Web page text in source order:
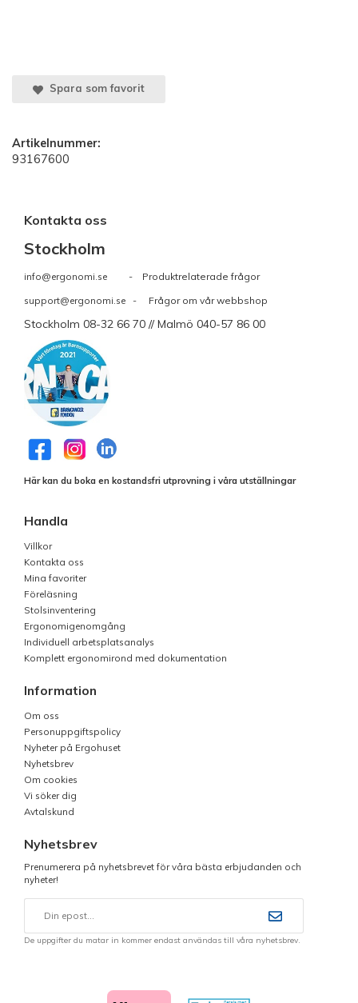
Spara som favorit
Artikelnummer:
93167600
Kontakta oss
Stockholm
info@ergonomi.se - Produktrelaterade frågor
support@ergonomi.se - Frågor om vår webbshop
Stockholm 08-32 66 70 // Malmö 040-57 86 00
Här kan du boka en kostandsfri utprovning i våra utställningar
Handla
Villkor
Kontakta oss
Mina favoriter
Föreläsning
Stolsinventering
Ergonomigenomgång
Individuell arbetsplatsanalys
Komplett ergonomirond med dokumentation
Information
Om oss
Personuppgiftspolicy
Nyheter på Ergohuset
Nyhetsbrev
Om cookies
Vi söker dig
Avtalskund
Nyhetsbrev
Prenumerera på nyhetsbrevet för våra bästa erbjudanden och
nyheter!
De uppgifter du matar in kommer endast användas till våra nyhetsbrev.